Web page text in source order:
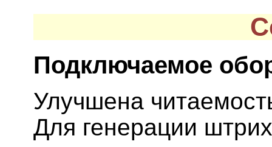
Подключаемое
Улучшена
Для генерации